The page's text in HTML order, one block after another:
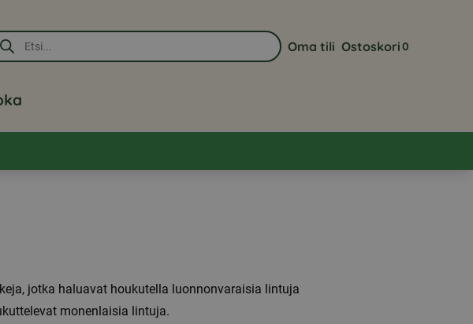
Siirry sivulle Oma tili
Oma tili
Näytä
Ostoskori0
jotka haluavat houkutella luonnonvaraisia lintuja
monenlaisia lintuja.